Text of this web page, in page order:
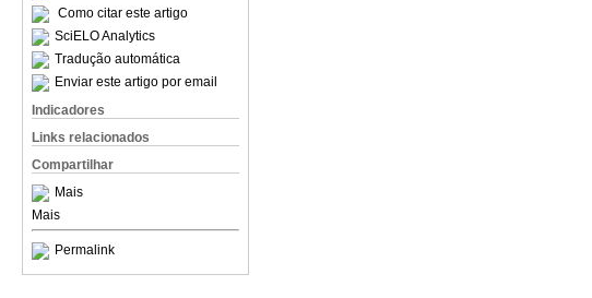
Como citar este artigo
SciELO Analytics
Tradução automática
Enviar este artigo por email
Indicadores
Links relacionados
Compartilhar
Mais
Mais
Permalink